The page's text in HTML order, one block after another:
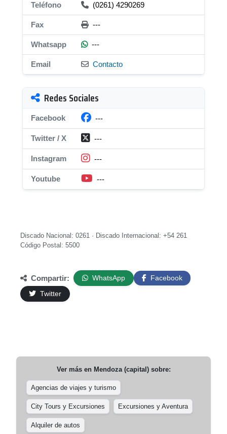
Teléfono (0261) 4290269
Fax ---
Whatsapp ---
Email Contacto
Redes Sociales
Facebook ---
Twitter / X ---
Instagram ---
Youtube ---
Discado Nacional: 0261 · Discado Internacional: +54 261
Código Postal: 5500
Compartir: WhatsApp
Facebook
Twitter
Ver más en Mendoza (capital)sobre:
Agencias de viajes y turismo
City Tours y Excursiones Excursiones y Aventura
Alquiler de autos